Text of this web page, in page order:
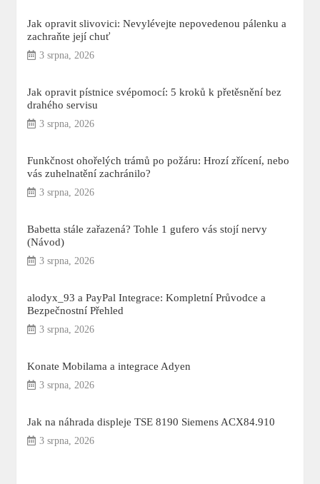
Jak opravit slivovici: Nevylévejte nepovedenou pálenku a
zachraňte její chuť
3 srpna, 2026
Jak opravit pístnice svépomocí: 5 kroků k přetěsnění bez
drahého servisu
3 srpna, 2026
Funkčnost ohořelých trámů po požáru: Hrozí zřícení, nebo
vás zuhelnatění zachránilo?
3 srpna, 2026
Babetta stále zařazená? Tohle 1 gufero vás stojí nervy
(Návod)
3 srpna, 2026
alodyx_93 a PayPal Integrace: Kompletní Průvodce a
Bezpečnostní Přehled
3 srpna, 2026
Konate Mobilama a integrace Adyen
3 srpna, 2026
Jak na náhrada displeje TSE 8190 Siemens ACX84.910
3 srpna, 2026